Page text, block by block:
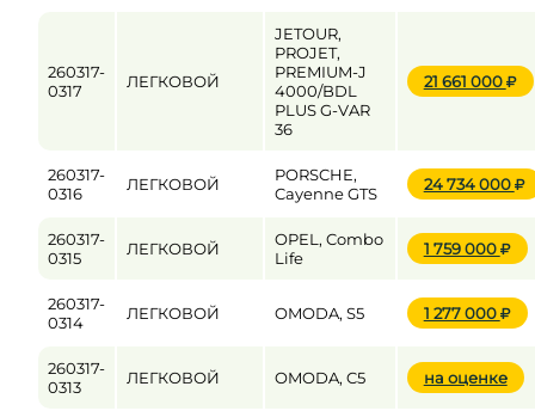
260317-
0317
ЛЕГКОВОЙ
JETOUR,
PROJET,
PREMIUM-J
4000/BDL
PLUS G-VAR
36
21 661 000
260317-
0316
ЛЕГКОВОЙ
PORSCHE,
Cayenne GTS
24 734 000
260317-
0315
ЛЕГКОВОЙ
OPEL, Combo
Life
1 759 000
260317-
0314
ЛЕГКОВОЙ OMODA, S5 1 277 000
260317-
0313
ЛЕГКОВОЙ OMODA, C5 на оценке